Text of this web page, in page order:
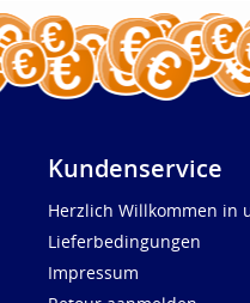
Kundenservice
Herzlich Willkommen in
Lieferbedingungen
Impressum